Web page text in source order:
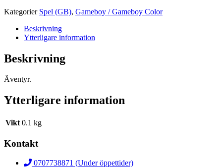
Kategorier Spel (GB), Gameboy / Gameboy Color
Beskrivning
Ytterligare information
Beskrivning
Äventyr.
Ytterligare information
Vikt 0.1 kg
Kontakt
0707738871 (Under öppettider)